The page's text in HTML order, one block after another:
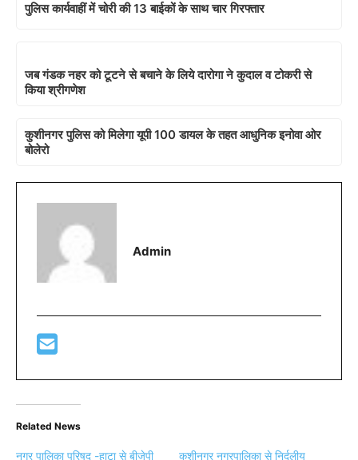
पुलिस कार्यवाहीं में चोरी की 13 बाईकों के साथ चार गिरफ्तार
जब गंडक नहर को टूटने से बचाने के लिये दारोगा ने कुदाल व टोकरी से
किया श्रीगणेश
कुशीनगर पुलिस को मिलेगा यूपी 100 डायल के तहत आधुनिक इनोवा ओर
बोलेरो
Admin
Related News
नगर पालिका परिषद -हाटा से बीजेपी
कुशीनगर नगरपालिका से निर्दलीय